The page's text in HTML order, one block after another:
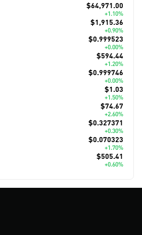
$64,971.00
+1.10%
$1,915.36
+0.90%
$0.999523
+0.00%
$594.44
+1.20%
$0.999746
+0.00%
$1.03
+1.50%
$74.67
+2.60%
$0.327371
+0.30%
$0.070323
+1.70%
$505.41
+0.60%